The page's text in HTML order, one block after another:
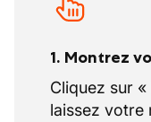
1. Montrez
Cliquez sur
laissez votre